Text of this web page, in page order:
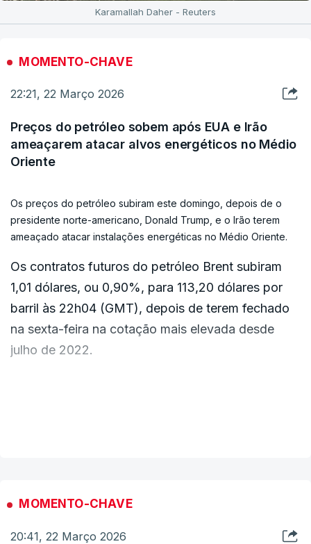
Karamallah Daher - Reuters
MOMENTO-CHAVE
22:21, 22 Março 2026
Preços do petróleo sobem após EUA e Irão
ameaçarem atacar alvos energéticos no Médio
Oriente
Os preços do petróleo subiram este domingo, depois de o
presidente norte-americano, Donald Trump, e o Irão terem
ameaçado atacar instalações energéticas no Médio Oriente.
Os contratos futuros do petróleo Brent subiram
1,01 dólares, ou 0,90%, para 113,20 dólares por
barril às 22h04 (GMT), depois de terem fechado
na sexta-feira na cotação mais elevada desde
julho de 2022.
MOMENTO-CHAVE
20:41, 22 Março 2026